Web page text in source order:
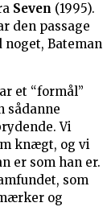
Seven (1995).
den passage
Bateman
et “formål”
sådanne
Vi
knægt, og vi
er som han er.
som
og